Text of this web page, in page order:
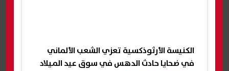
الكنيسة الأرثوذكسية تعزي الشعب الألماني
في ضحايا حادث الدهس في سوق عيد الميلاد